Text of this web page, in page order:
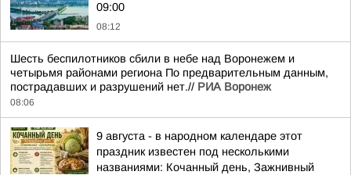
09:00
08:12
Шесть беспилотников сбили в небе над Воронежем и
четырьмя районами региона По предварительным данным,
пострадавших и разрушений нет.// РИА Воронеж
08:06
9 августа - в народном календаре этот
праздник известен под несколькими
названиями: Кочанный день, Зажнивный